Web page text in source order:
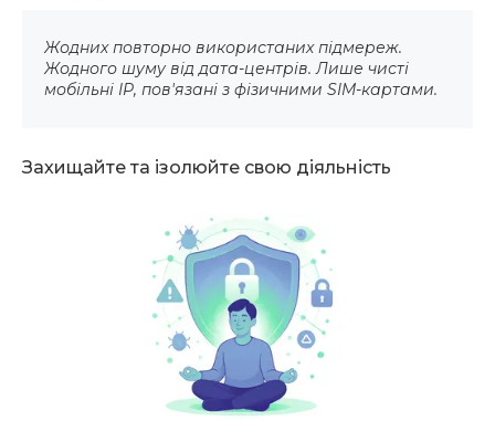
Жодних повторно використаних підмереж.
Жодного шуму від дата-центрів. Лише чисті
мобільні IP, пов'язані з фізичними SIM-картами.
Захищайте та ізолюйте свою діяльність